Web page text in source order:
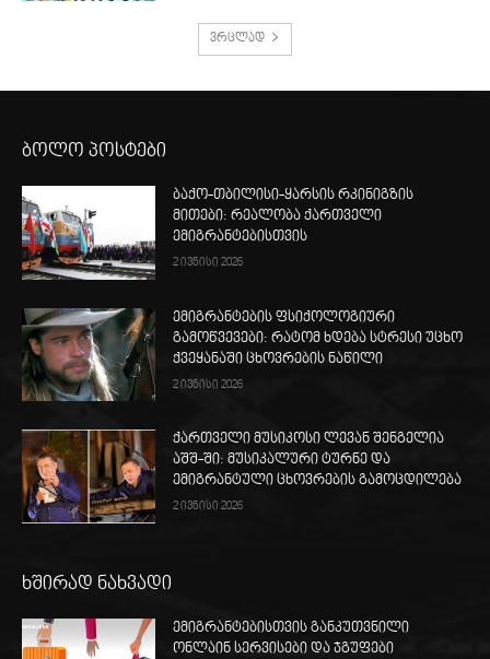
ვრცლად
ბოლო პოსტები
ბაქო-თბილისი-ყარსის რკინიგზის
მითები: რეალობა ქართველი
ემიგრანტებისთვის
2 ივნისი 2026
ემიგრანტების ფსიქოლოგიური
გამოწვევები: რატომ ხდება სტრესი უცხო
ქვეყანაში ცხოვრების ნაწილი
2 ივნისი 2026
ქართველი მუსიკოსი ლევან შენგელია
აშშ-ში: მუსიკალური ტურნე და
ემიგრანტული ცხოვრების გამოცდილება
2 ივნისი 2026
ხშირად ნახვადი
ემიგრანტებისთვის განკუთვნილი
ონლაინ სერვისები და ჯგუფები